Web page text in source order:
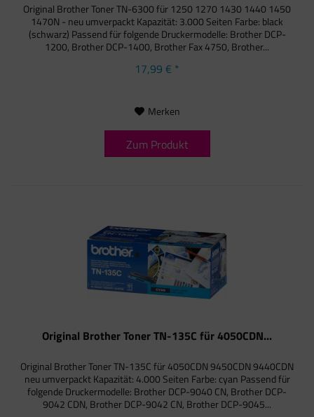
Original Brother Toner TN-6300 für 1250 1270 1430 1440 1450
1470N - neu umverpackt Kapazität: 3.000 Seiten Farbe: black
(schwarz) Passend für folgende Druckermodelle: Brother DCP-
1200, Brother DCP-1400, Brother Fax 4750, Brother...
17,99 € *
Merken
Zum Produkt
Original Brother Toner TN-135C für 4050CDN...
Original Brother Toner TN-135C für 4050CDN 9450CDN 9440CDN
neu umverpackt Kapazität: 4.000 Seiten Farbe: cyan Passend für
folgende Druckermodelle: Brother DCP-9040 CN, Brother DCP-
9042 CDN, Brother DCP-9042 CN, Brother DCP-9045...